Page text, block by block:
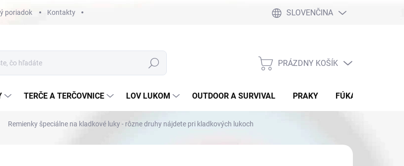
poriadok Kontakty SLOVENČINA
Hľadať
NÁKUPNÝ
PRÁZDNY KOŠÍK
TERČE A TERČOVNICE LOV LUKOM OUTDOOR A SURVIVAL PRAKY FÚKAČKY
Remienky špeciálne na kladkové luky - rôzne druhy nájdete pri kladkových lukoch